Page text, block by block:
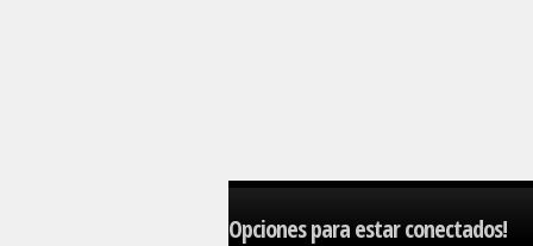
Opciones para estar conectados!